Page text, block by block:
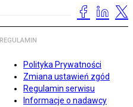
REGULAMIN
Polityka Prywatności
Zmiana ustawień zgód
Regulamin serwisu
Informacje o nadawcy